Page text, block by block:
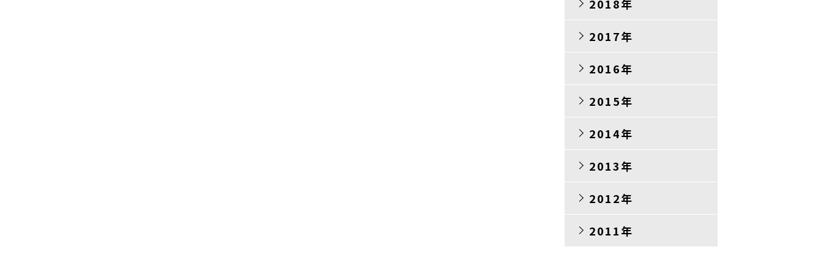
2018年
2017年
2016年
2015年
2014年
2013年
2012年
2011年